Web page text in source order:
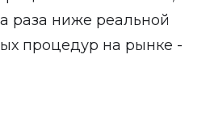
раза ниже реальной
процедур на рынке -